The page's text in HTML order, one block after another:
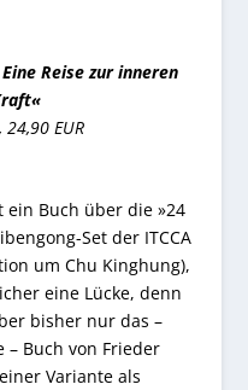
Reise zur inneren
EUR
Buch über die »24
Set der ITCCA
um Chu Kinghung),
eine Lücke, denn
bisher nur das –
Buch von Frieder
Variante als